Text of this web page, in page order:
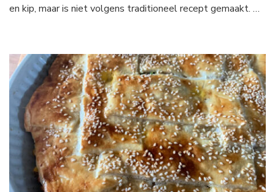
en kip, maar is niet volgens traditioneel recept gemaakt. …